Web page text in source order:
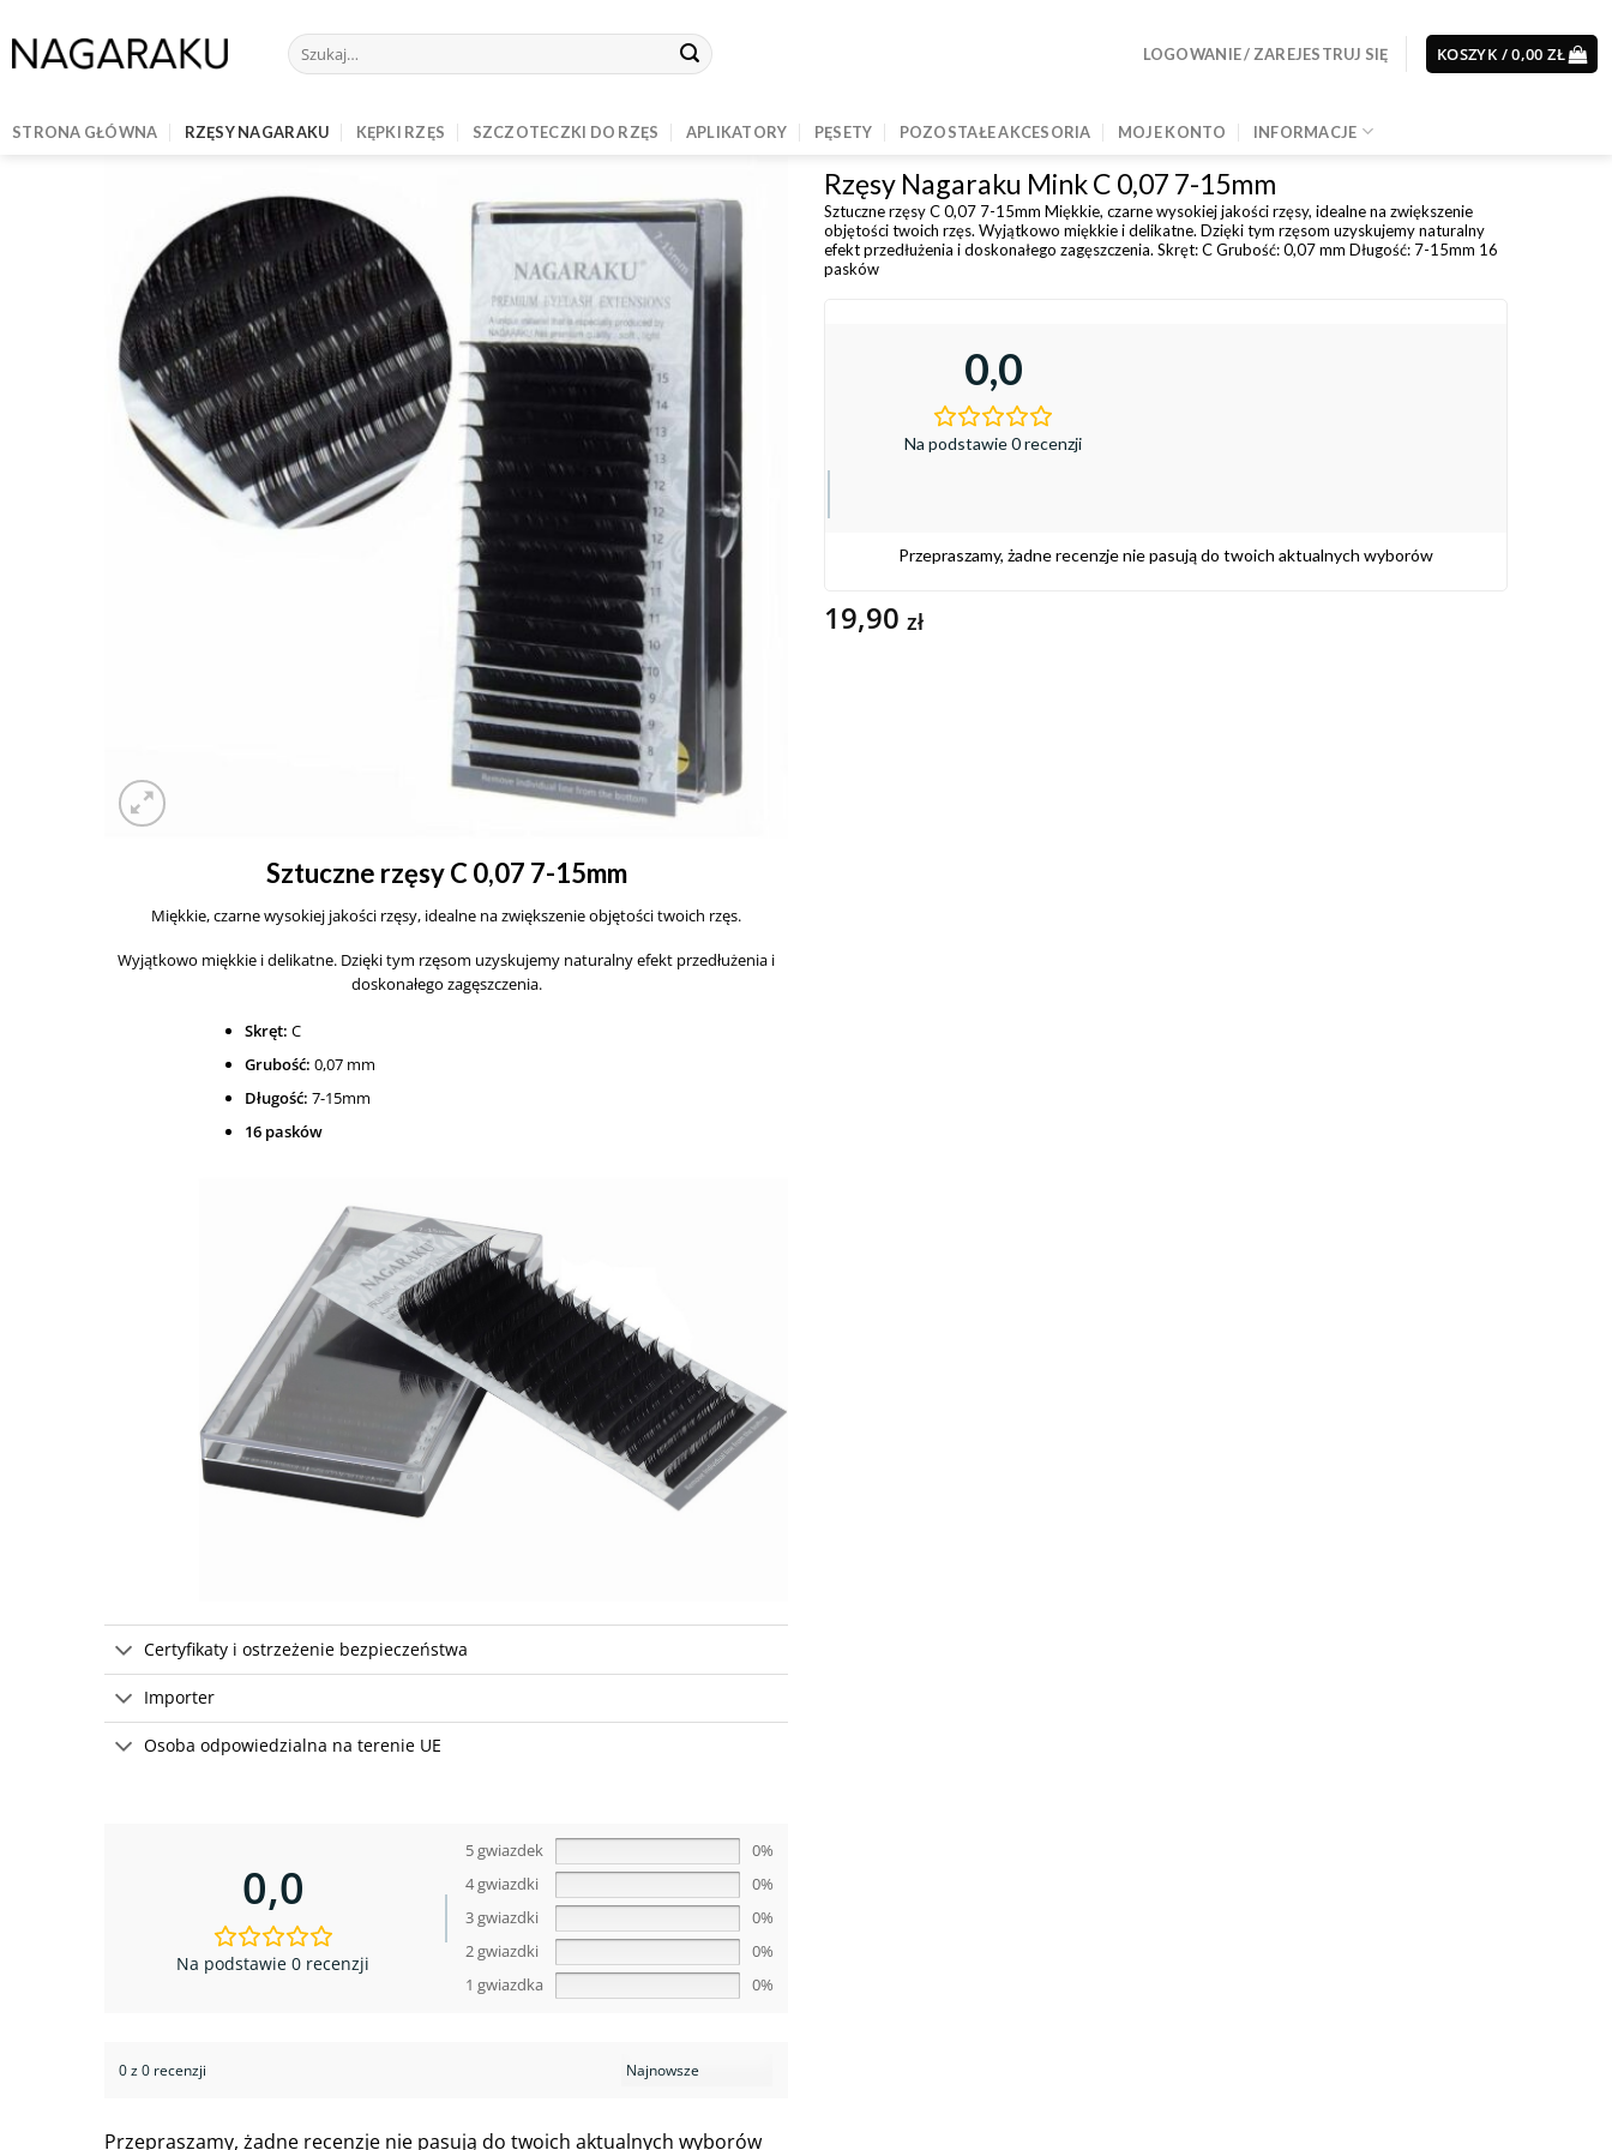
to
content
Szukaj: LOGOWANIE / ZAREJESTRUJ SIĘ KOSZYK /0,00ZŁ
STRONA GŁÓWNA RZĘSY NAGARAKU KĘPKI RZĘS SZCZOTECZKI DO RZĘS APLIKATORY PĘSETY POZOSTAŁE AKCESORIA MOJE KONTO INFORMACJE
Rzęsy Nagaraku Mink C 0,07 7-15mm
Sztuczne rzęsy C 0,07 7-15mm Miękkie, czarne wysokiej jakości rzęsy, idealne na zwiększenie
objętości twoich rzęs. Wyjątkowo miękkie i delikatne. Dzięki tym rzęsom uzyskujemy naturalny
efekt przedłużenia i doskonałego zagęszczenia. Skręt: C Grubość: 0,07 mm Długość: 7-15mm 16
pasków
0,0
Na podstawie 0 recenzji
Przepraszamy, żadne recenzje nie pasują do twoich aktualnych wyborów
19,90 zł
Sztuczne rzęsy C 0,07 7-15mm
Miękkie, czarne wysokiej jakości rzęsy, idealne na zwiększenie objętości twoich rzęs.
Wyjątkowo miękkie i delikatne. Dzięki tym rzęsom uzyskujemy naturalny efekt przedłużenia i
doskonałego zagęszczenia.
Skręt: C
Grubość: 0,07 mm
Długość: 7-15mm
16 pasków
Certyfikaty i ostrzeżenie bezpieczeństwa
Importer
Osoba odpowiedzialna na terenie UE
0,0
Na podstawie 0 recenzji
5 gwiazdek
0%
4 gwiazdki
0%
3 gwiazdki
0%
2 gwiazdki
0%
1 gwiazdka
0%
0 z 0 recenzji
Przepraszamy, żadne recenzje nie pasują do twoich aktualnych wyborów